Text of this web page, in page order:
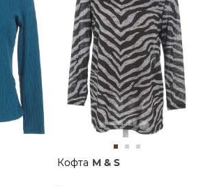
Кофта M & S